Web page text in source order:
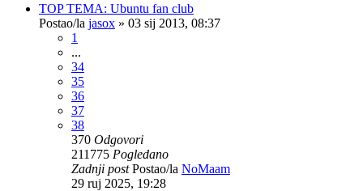
TOP TEMA: Ubuntu fan club
Postao/la jasox » 03 sij 2013, 08:37
1
...
34
35
36
37
38
370 Odgovori
211775 Pogledano
Zadnji postPostao/la NoMaam
29 ruj 2025, 19:28